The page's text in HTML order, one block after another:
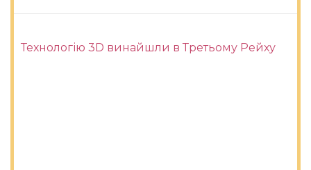
Технологію 3D винайшли в Третьому Рейху